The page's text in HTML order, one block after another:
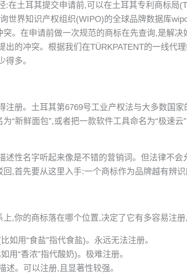
:在土耳其提交申请前,可以在土耳其专利商标局
世界知识产权组织(WIPO)的全球品牌数据库
。在申请前做一次规范的商标在先查询,是解
出的冲突。根据我们在TÜRKPATENT的一线代
得多。
注册。土耳其第6769号工业产权法与大多数国
“新鲜面包”,或者把一款软件工具命名为“极速
述性名字听起来像是不错的营销词。但法律不
,首先要从这里入手:一个商标作为品牌越有辨
,你的商标落在哪个位置,决定了它有多容易注册
如用“食盐”指代食盐)。永远无法注册。
用“香浓”指代酸奶)。极难注册。
述。可以注册,且显著性较强。